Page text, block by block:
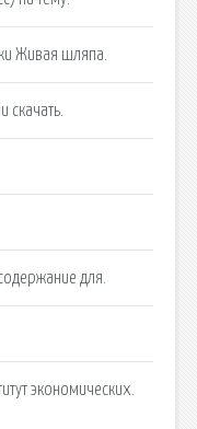
Живая шляпа.
скачать.
для.
экономических.